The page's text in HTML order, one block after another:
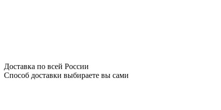
Доставка по всей России
Способ доставки выбираете вы сами